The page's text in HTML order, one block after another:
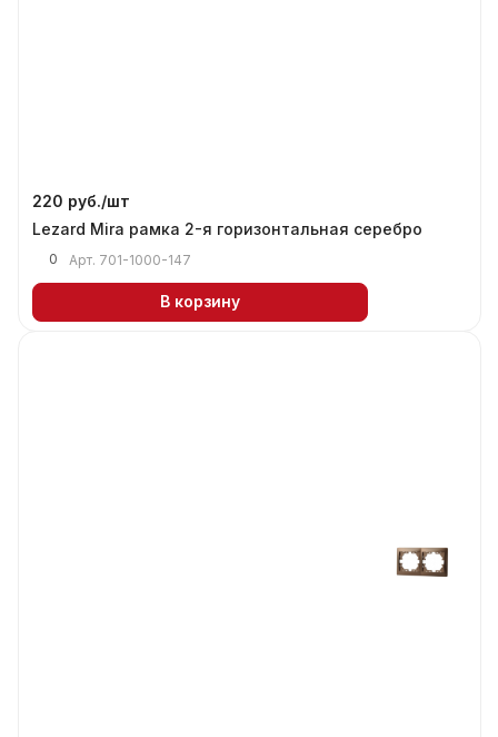
220 руб./шт
Lezard Mira рамка 2-я горизонтальная серебро
0 Арт. 701-1000-147
В корзину